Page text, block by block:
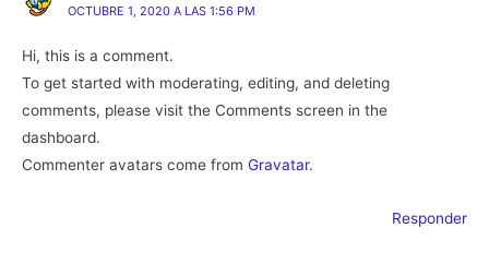
OCTUBRE 1, 2020 A LAS 1:56 PM
Hi, this is a comment.
To get started with moderating, editing, and deleting
comments, please visit the Comments screen in the
dashboard.
Commenter avatars come from Gravatar.
Responder